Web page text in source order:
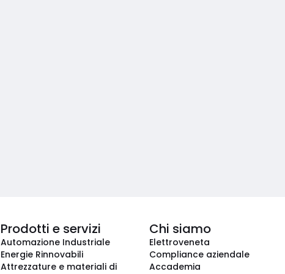
Prodotti e servizi
Automazione Industriale
Energie Rinnovabili
Attrezzature e materiali di
Chi siamo
Elettroveneta
Compliance aziendale
Accademia